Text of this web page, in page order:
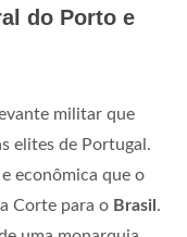
do Porto e
militar que
elites de Portugal.
econômica que o
Corte para o Brasil.